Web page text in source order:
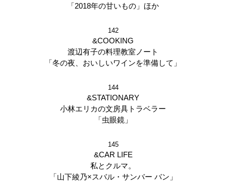
「2018年の甘いもの」ほか
142
&COOKING
渡辺有子の料理教室ノート
「冬の夜、おいしいワインを準備して」
144
&STATIONARY
小林エリカの文房具トラベラー
「虫眼鏡」
145
&CAR LIFE
私とクルマ。
「山下綾乃×スバル・サンバー バン」